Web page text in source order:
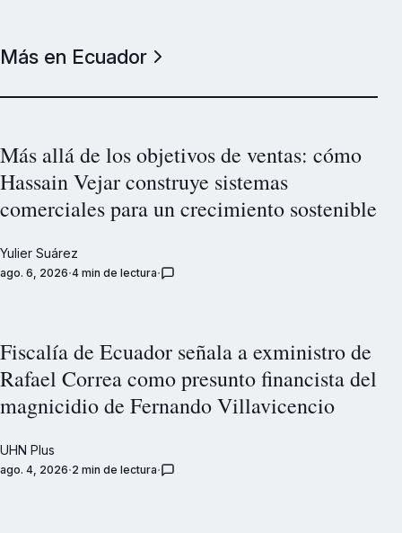
Más en Ecuador
Más allá de los objetivos de ventas: cómo
Hassain Vejar construye sistemas
comerciales para un crecimiento sostenible
Yulier Suárez
ago. 6, 2026 4 min de lectura
Fiscalía de Ecuador señala a exministro de
Rafael Correa como presunto financista del
magnicidio de Fernando Villavicencio
UHN Plus
ago. 4, 2026 2 min de lectura